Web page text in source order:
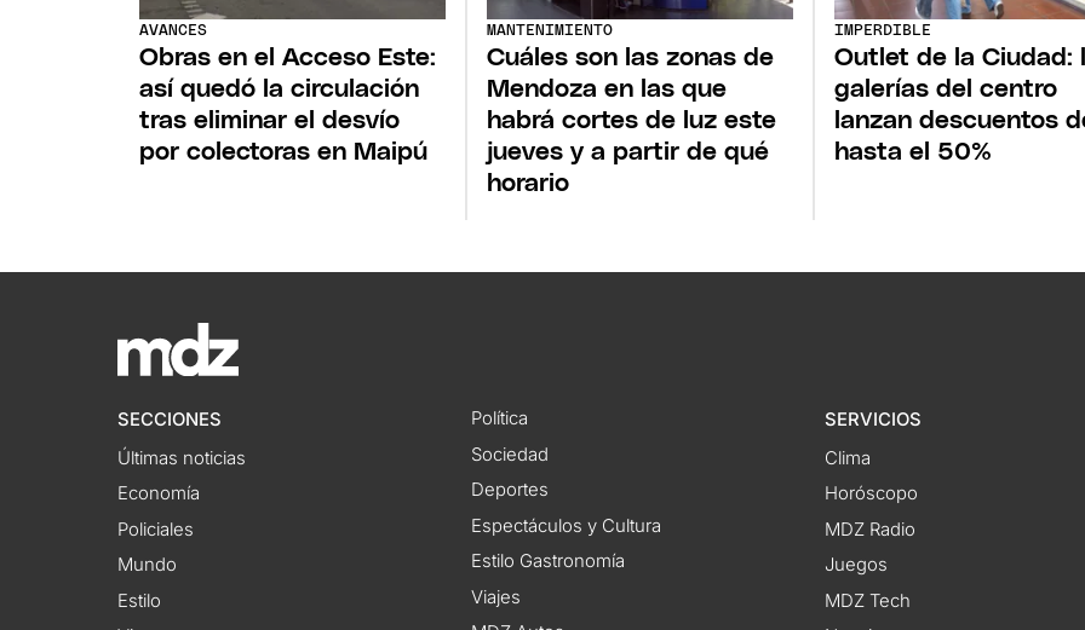
AVANCES
Obras en el Acceso Este:
así quedó la circulación
tras eliminar el desvío
por colectoras en Maipú
MANTENIMIENTO
Cuáles son las zonas de
Mendoza en las que
habrá cortes de luz este
jueves y a partir de qué
horario
IMPERDIBLE
Outlet de la Ciudad:
galerías del centro
lanzan descuentos
hasta el 50%
SECCIONES
Últimas noticias
Economía
Policiales
Mundo
Estilo
Política
Sociedad
Deportes
Espectáculos y Cultura
Estilo Gastronomía
Viajes
SERVICIOS
Clima
Horóscopo
MDZ Radio
Juegos
MDZ Tech